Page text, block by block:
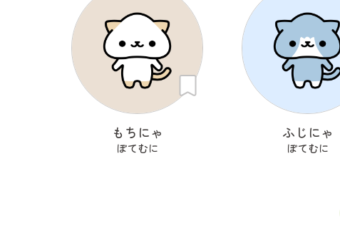
もちにゃ
ぽてむに
ふじにゃ
ぽてむに